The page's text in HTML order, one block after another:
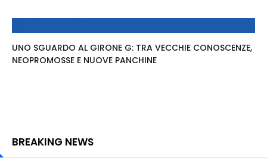
UNO SGUARDO AL GIRONE G: TRA VECCHIE CONOSCENZE,
NEOPROMOSSE E NUOVE PANCHINE
BREAKING NEWS